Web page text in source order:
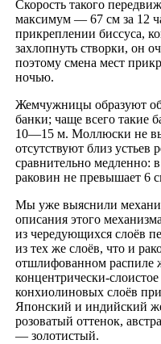
Скорость такого
максимум — 67 см за 12
прикреплении биссуса,
захлопнуть створки, он
поэтому смена мест
ночью.
Жемчужницы образуют
банки; чаще всего такие
10—15 м. Моллюски не
отсутствуют близ устьев
сравнительно медленно:
раковин не превышает 6
Мы уже выяснили
описания этого
из чередующихся слоёв
из тех же слоёв, что и
отшлифованном распиле
концентрически-
конхиолиновых слоёв
Японский и индийский
розоватый оттенок,
— золотистый.